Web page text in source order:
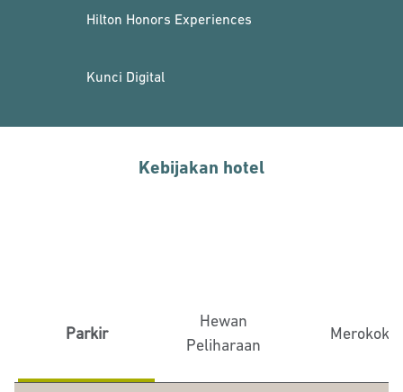
Hilton Honors Experiences
Kunci Digital
Kebijakan hotel
Parkir
Hewan
Peliharaan
Merokok